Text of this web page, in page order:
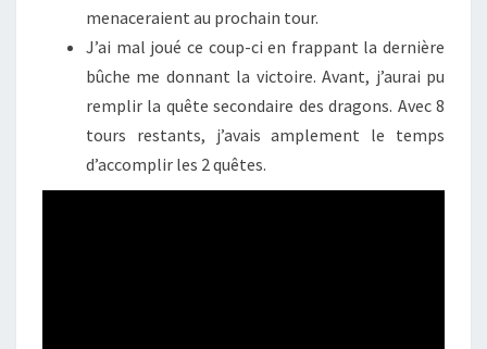
menaceraient au prochain tour.
J’ai mal joué ce coup-ci en frappant la dernière
bûche me donnant la victoire. Avant, j’aurai pu
remplir la quête secondaire des dragons. Avec 8
tours restants, j’avais amplement le temps
d’accomplir les 2 quêtes.